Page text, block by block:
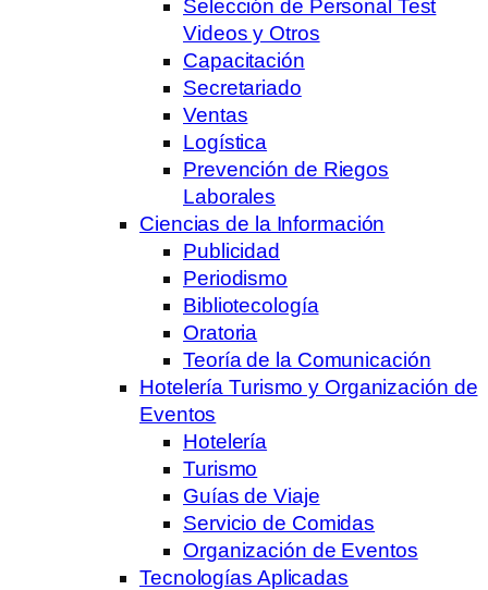
Selección de Personal Test
Videos y Otros
Capacitación
Secretariado
Ventas
Logística
Prevención de Riegos
Laborales
Ciencias de la Información
Publicidad
Periodismo
Bibliotecología
Oratoria
Teoría de la Comunicación
Hotelería Turismo y Organización de
Eventos
Hotelería
Turismo
Guías de Viaje
Servicio de Comidas
Organización de Eventos
Tecnologías Aplicadas